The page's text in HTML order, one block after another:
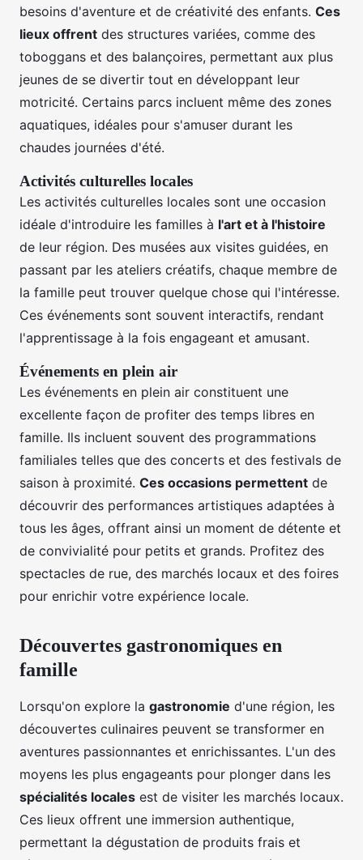
besoins d'aventure et de créativité des enfants. Ces
lieux offrent des structures variées, comme des
toboggans et des balançoires, permettant aux plus
jeunes de se divertir tout en développant leur
motricité. Certains parcs incluent même des zones
aquatiques, idéales pour s'amuser durant les
chaudes journées d'été.
Activités culturelles locales
Les activités culturelles locales sont une occasion
idéale d'introduire les familles à l'art et à l'histoire
de leur région. Des musées aux visites guidées, en
passant par les ateliers créatifs, chaque membre de
la famille peut trouver quelque chose qui l'intéresse.
Ces événements sont souvent interactifs, rendant
l'apprentissage à la fois engageant et amusant.
Événements en plein air
Les événements en plein air constituent une
excellente façon de profiter des temps libres en
famille. Ils incluent souvent des programmations
familiales telles que des concerts et des festivals de
saison à proximité. Ces occasions permettent de
découvrir des performances artistiques adaptées à
tous les âges, offrant ainsi un moment de détente et
de convivialité pour petits et grands. Profitez des
spectacles de rue, des marchés locaux et des foires
pour enrichir votre expérience locale.
Découvertes gastronomiques en
famille
Lorsqu'on explore la gastronomie d'une région, les
découvertes culinaires peuvent se transformer en
aventures passionnantes et enrichissantes. L'un des
moyens les plus engageants pour plonger dans les
spécialités locales est de visiter les marchés locaux.
Ces lieux offrent une immersion authentique,
permettant la dégustation de produits frais et